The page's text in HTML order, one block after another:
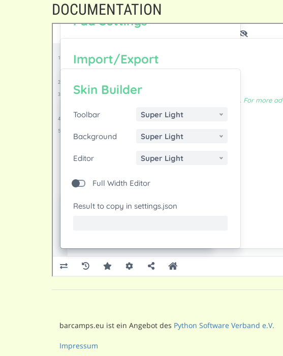
DOCUMENTATION
barcamps.eu ist ein Angebot des Python Software Verband e.V.
Impressum